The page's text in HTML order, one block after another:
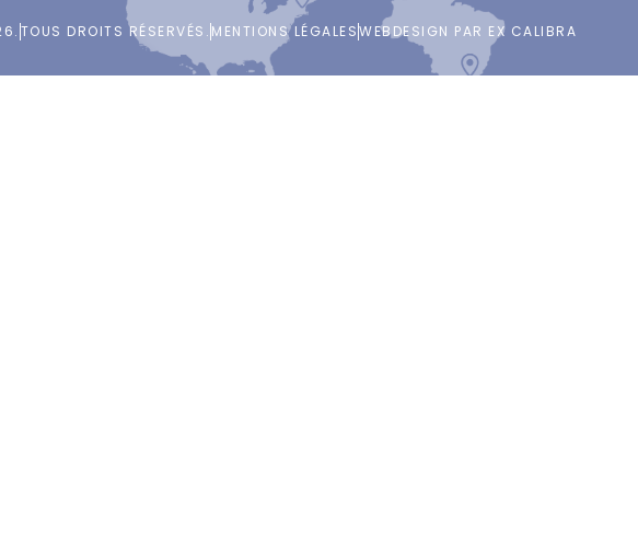
TOUS DROITS RÉSERVÉS. MENTIONS LÉGALESWEBDESIGN PAR EX CALIBRA